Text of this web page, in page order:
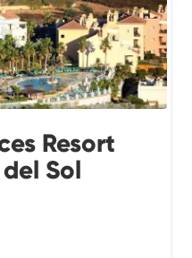
Resort
Sol